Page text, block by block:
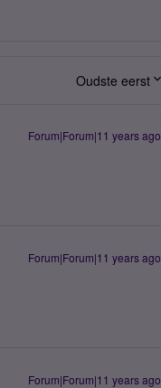
Oudste eerst
Forum|Forum|11 years ago
Forum|Forum|11 years ago
Forum|Forum|11 years ago